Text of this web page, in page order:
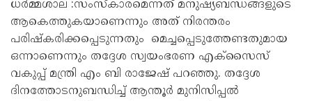
ധർമ്മശാല :സംസ്കാരമെന്നത് മനുഷ്യബന്ധങ്ങളുടെ
ആകെത്തുകയാണെന്നും അത്‌ നിരന്തരം
പരിഷ്കരിക്കപ്പെടുന്നതും മെച്ചപ്പെടുത്തേണ്ടതുമായ
ഒന്നാണെന്നും തദ്ദേശ സ്വയംഭരണ എക്സൈസ്
വകുപ്പ് മന്ത്രി എം ബി രാജേഷ് പറഞ്ഞു. തദ്ദേശ
ദിനത്തോടനുബന്ധിച്ച് ആന്തൂർ മുനിസിപ്പൽ